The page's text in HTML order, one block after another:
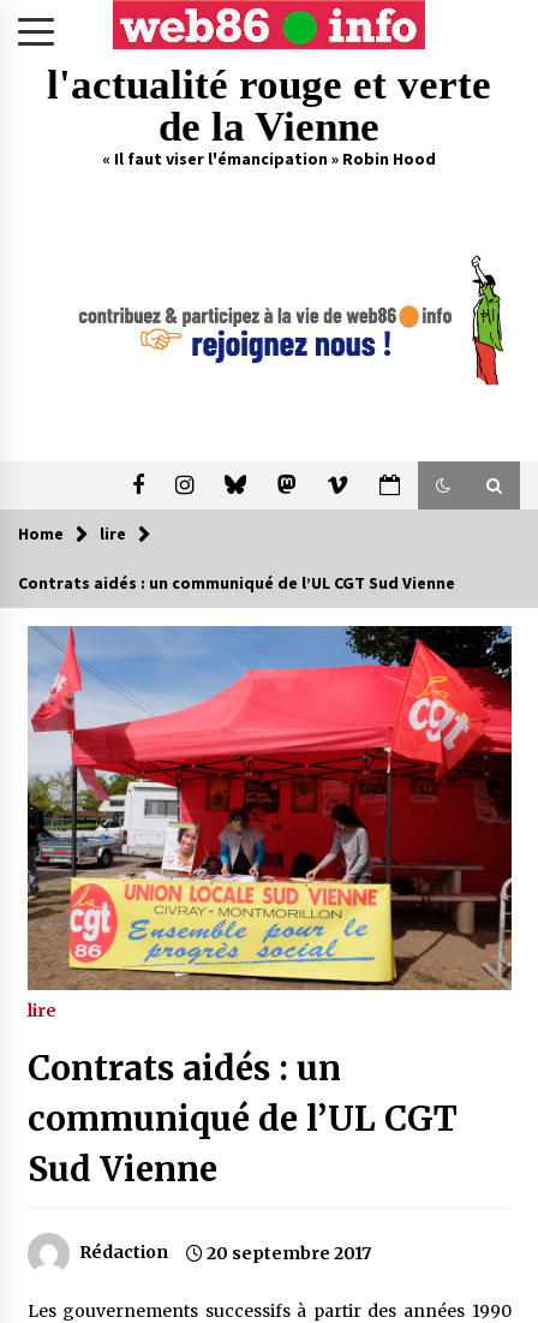
l'actualité rouge et verte
de la Vienne
« Il faut viser l'émancipation » Robin Hood
Home lire
Contrats aidés : un communiqué de l’UL CGT Sud Vienne
lire
Contrats aidés : un
communiqué de l’UL CGT
Sud Vienne
Rédaction 20 septembre 2017
Les gouvernements successifs à partir des années 1990